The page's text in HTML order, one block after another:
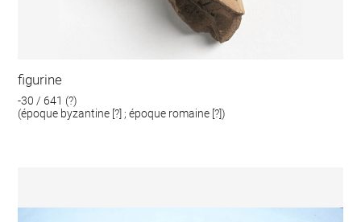
figurine
-30 / 641 (?)
(époque byzantine [?] ; époque romaine [?])